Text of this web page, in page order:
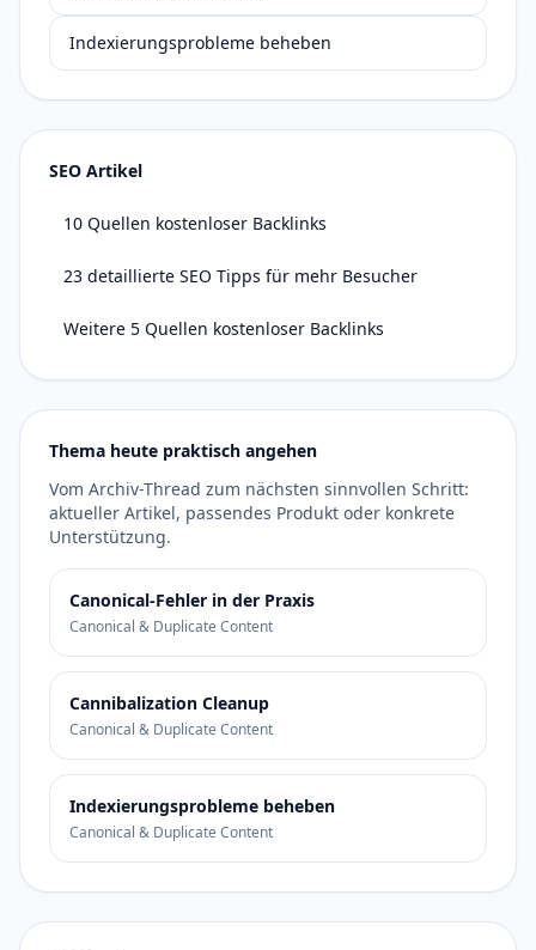
Indexierungsprobleme beheben
SEO Artikel
10 Quellen kostenloser Backlinks
23 detaillierte SEO Tipps für mehr Besucher
Weitere 5 Quellen kostenloser Backlinks
Thema heute praktisch angehen
Vom Archiv-Thread zum nächsten sinnvollen Schritt:
aktueller Artikel, passendes Produkt oder konkrete
Unterstützung.
Canonical-Fehler in der Praxis
Canonical & Duplicate Content
Cannibalization Cleanup
Canonical & Duplicate Content
Indexierungsprobleme beheben
Canonical & Duplicate Content